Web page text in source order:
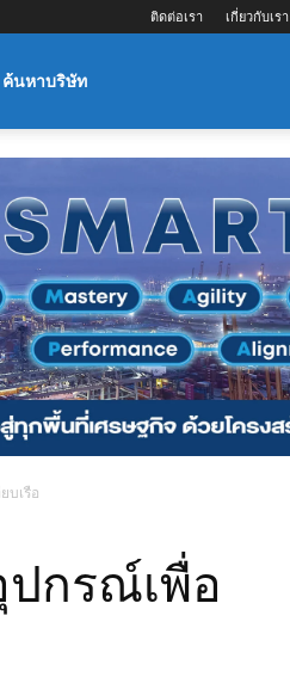
ติดต่อเรา เกี่ยวกับเรา
ค้นหาบริษัท
บเรือ
ปกรณ์เพื่อ